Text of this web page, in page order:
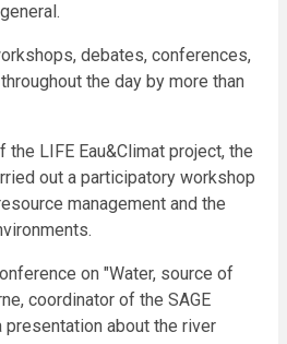
debates, conferences,
the day by more than
LIFE Eau&Climat project, the
out a participatory workshop
management and the
on "Water, source of
coordinator of the SAGE
presentation about the river